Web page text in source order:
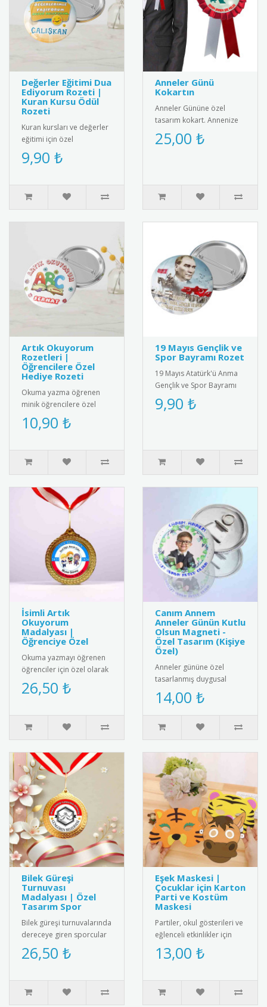
Değerler Eğitimi Dua
Ediyorum Rozeti |
Kuran Kursu Ödül
Rozeti
Kuran kursları ve değerler
eğitimi için özel
tasarlanmış "Dua
Ediyorum" rozeti. Metal
9,90 ₺
Anneler Günü
Kokartın
Anneler Gününe özel
tasarım kokart. Annenize
sevginizi göstermek için
harika bir hediye
25,00 ₺
Artık Okuyorum
Rozetleri |
Öğrencilere Özel
Hediye Rozeti
Okuma yazma öğrenen
minik öğrencilere özel
olarak tasarlanmış "Artık
Okuyorum" rozetleri ile bu
10,90 ₺
19 Mayıs Gençlik ve
Spor Bayramı Rozet
19 Mayıs Atatürk'ü Anma
Gençlik ve Spor Bayramı
için özel tasarlanmış
kaliteli metal rozet. Türk
9,90 ₺
İsimli Artık
Okuyorum
Madalyası |
Öğrenciye Özel
Okuma yazmayı öğrenen
öğrenciler için özel olarak
hazırlanan isimli artık
okuyorum madalyası.
26,50 ₺
Canım Annem
Anneler Günün Kutlu
Olsun Magneti -
Özel Tasarım (Kişiye
Özel)
Anneler gününe özel
tasarlanmış duygusal
buzdolabı magneti.
Üzerinde "Canım Annem
Anneler Günün Kutl..
14,00 ₺
Bilek Güreşi
Turnuvası
Madalyası | Özel
Tasarım Spor
Bilek güreşi turnuvalarında
dereceye giren sporcular
için özel tasarım madalya.
Kaliteli metal alaşı..
26,50 ₺
Eşek Maskesi |
Çocuklar için Karton
Parti ve Kostüm
Maskesi
Partiler, okul gösterileri ve
eğlenceli etkinlikler için
tasarlanmış sevimli eşek
maskesi! Çocukları..
13,00 ₺